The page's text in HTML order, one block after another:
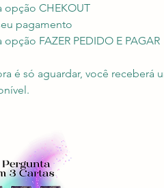
opção CHEKOUT
pagamento
opção FAZER PEDIDO E PAGAR
é só aguardar, você receberá